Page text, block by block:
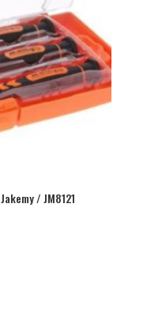
/ JM8121